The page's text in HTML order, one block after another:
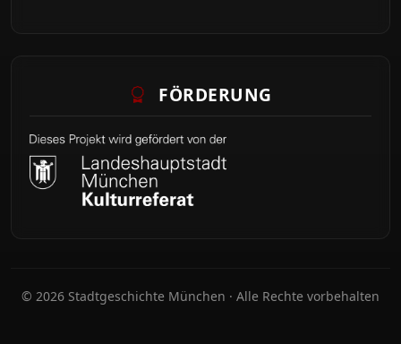
FÖRDERUNG
© 2026 Stadtgeschichte München · Alle Rechte vorbehalten